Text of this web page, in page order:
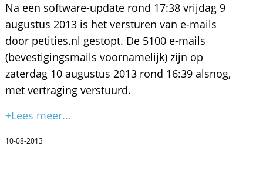
Na een software-update rond 17:38 vrijdag 9
augustus 2013 is het versturen van e-mails
door petities.nl gestopt. De 5100 e-mails
(bevestigingsmails voornamelijk) zijn op
zaterdag 10 augustus 2013 rond 16:39 alsnog,
met vertraging verstuurd.
+Lees meer...
10-08-2013